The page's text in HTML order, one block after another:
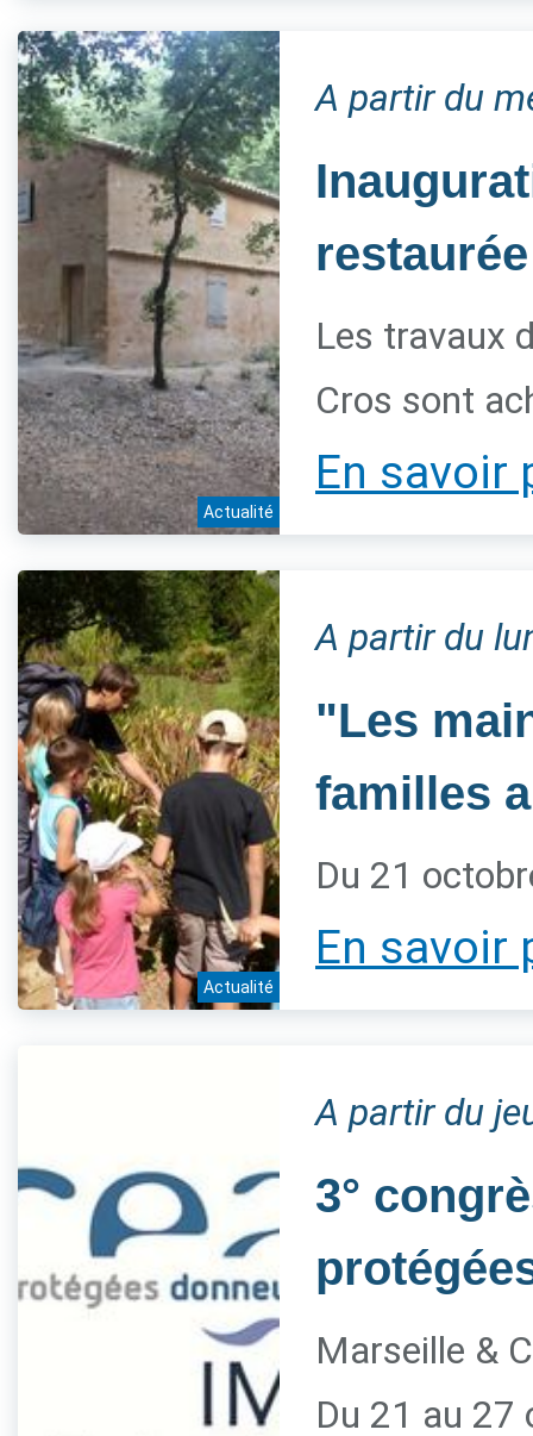
Actualité
A partir du
Les travaux
Cros sont
En savoir
Actualité
A partir du
"Les
familles
Du 21
En savoir
A partir du
3°
Marseille &
Du 21 au 27